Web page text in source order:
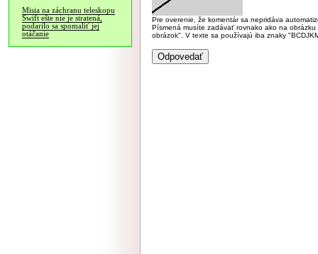
Misia na záchranu teleskopu
Swift ešte nie je stratená,
podarilo sa spomaliť jej
otáčanie
Pre overenie, že komentár sa nepridáva
Písmená musíte zadávať rovnako ako na
obrázok". V texte sa používajú iba znaky